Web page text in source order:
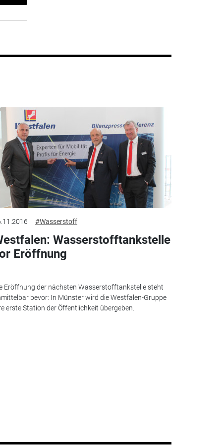
#Wasserstoff
Wasserstofftankstelle
Eröffnung
Eröffnung der nächsten Wasserstofftankstelle steht
bevor: In Münster wird die Westfalen-Gruppe
erste Station der Öffentlichkeit übergeben.